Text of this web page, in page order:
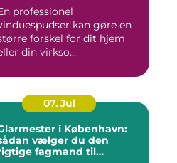
professionel
kan gøre en
forskel for dit hjem
din virkso...
07. Jul
i København:
vælger du den
fagmand til